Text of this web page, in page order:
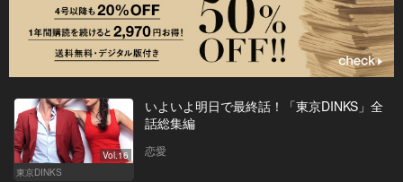
Vol.16
東京DINKS
いよいよ明日で最終話！「東京DINKS」全
話総集編
恋愛